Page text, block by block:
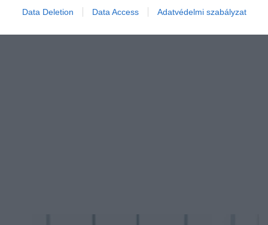
Data Deletion Data Access Adatvédelmi szabályzat
Hivatal (Nébih) ellenőrei egy tiszavasvári sütőipari üzem